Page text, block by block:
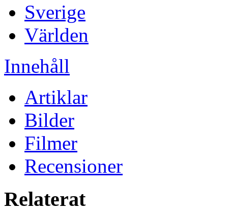
Sverige
Världen
Innehåll
Artiklar
Bilder
Filmer
Recensioner
Relaterat